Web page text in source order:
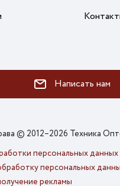
Написать нам
© 2012–2026 Техника
персональных данных
персональных
рекламы